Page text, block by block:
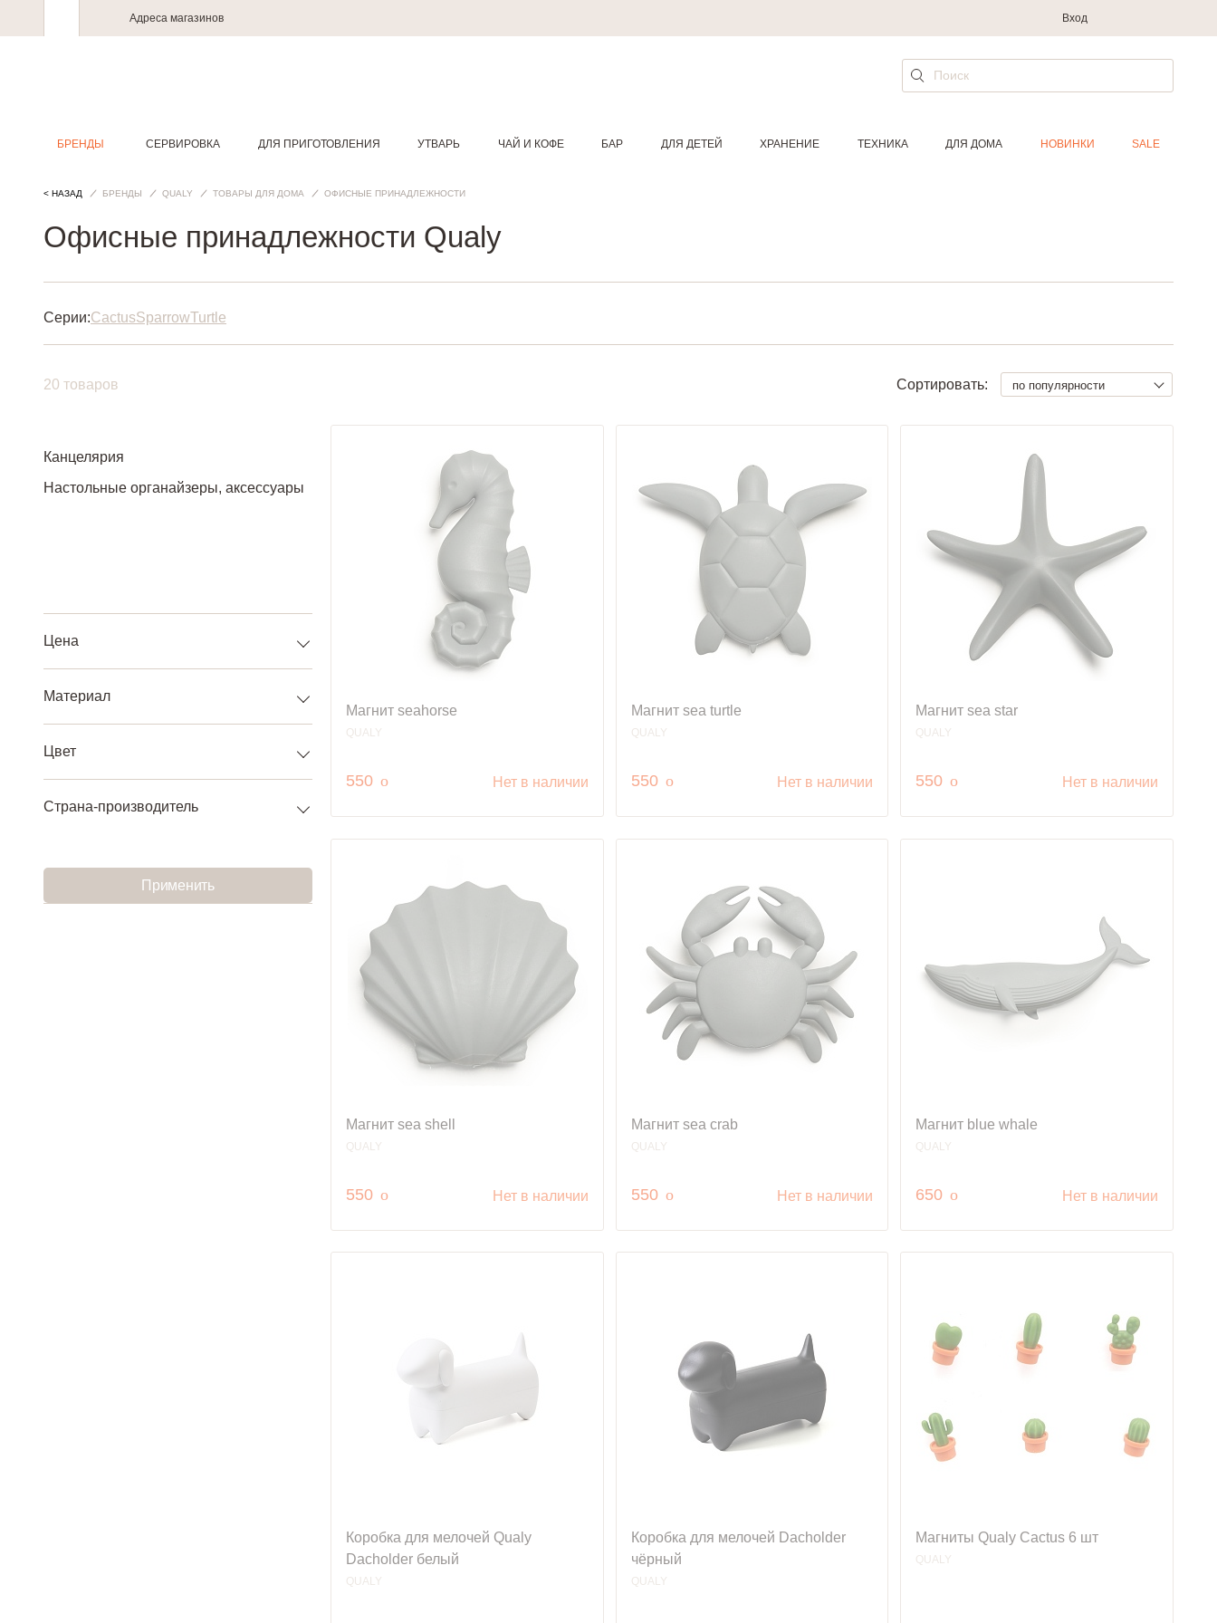
Адреса магазинов Вход
БРЕНДЫ СЕРВИРОВКА ДЛЯ ПРИГОТОВЛЕНИЯ УТВАРЬ ЧАЙ И КОФЕ БАР ДЛЯ ДЕТЕЙ ХРАНЕНИЕ ТЕХНИКА ДЛЯ ДОМА НОВИНКИ SALE
< НАЗАД БРЕНДЫ QUALY ТОВАРЫ ДЛЯ ДОМА ОФИСНЫЕ ПРИНАДЛЕЖНОСТИ
Офисные принадлежности Qualy
Серии:CactusSparrowTurtle
20 товаров Сортировать: по популярности
Канцелярия
Настольные органайзеры, аксессуары
Цена
Материал
Цвет
Страна-производитель
Применить
Магнит seahorse
QUALY
550 руб.
o Нет в наличии
Магнит sea turtle
QUALY
550 руб.
o Нет в наличии
Магнит sea star
QUALY
550 руб.
o Нет в наличии
Магнит sea shell
QUALY
550 руб.
o Нет в наличии
Магнит sea crab
QUALY
550 руб.
o Нет в наличии
Магнит blue whale
QUALY
650 руб.
o Нет в наличии
Коробка для мелочей Qualy
Dacholder белый
QUALY
Коробка для мелочей Dacholder
чёрный
QUALY
Магниты Qualy Cactus 6 шт
QUALY